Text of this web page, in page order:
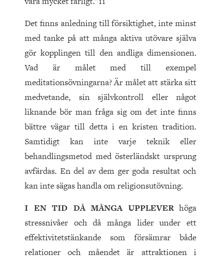
Det finns anledning till försiktighet, inte minst
med tanke på att många aktiva utövare själva
gör kopplingen till den andliga dimensionen.
Vad är målet med till exempel
meditationsövningarna? Är målet att stärka sitt
medvetande, sin självkontroll eller något
liknande bör man fråga sig om det inte finns
bättre vägar till detta i en kristen tradition.
Samtidigt kan inte varje teknik eller
behandlingsmetod med österländskt ursprung
avfärdas. En del av dem ger goda resultat och
kan inte sägas handla om religionsutövning.
I EN TID DÅ MÅNGA UPPLEVER höga
stressnivåer och då många lider under ett
effektivitetstänkande som försämrar både
relationer och måendet är attraktionen i